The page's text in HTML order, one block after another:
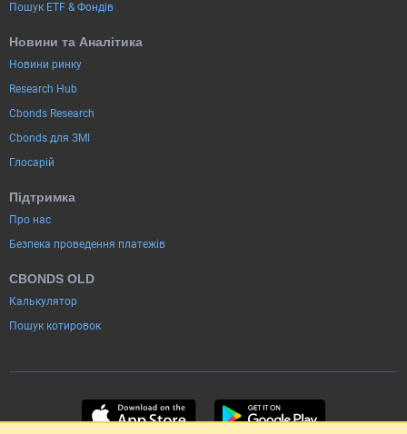
Пошук ETF & Фондів
Новини та Аналітика
Новини ринку
Research Hub
Cbonds Research
Cbonds для ЗМІ
Глосарій
Підтримка
Про нас
Безпека проведення платежів
CBONDS OLD
Калькулятор
Пошук котировок